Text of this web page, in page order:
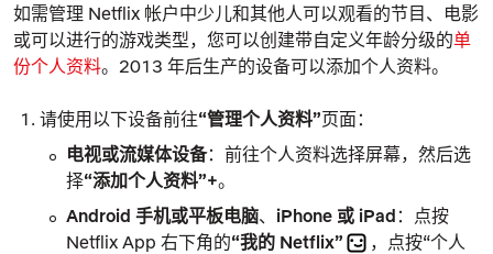
如需管理 Netflix 帐户中少儿和其他人可以观看的节目、电影
或可以进行的游戏类型，您可以创建带自定义年龄分级的单
份个人资料。2013 年后生产的设备可以添加个人资料。
请使用以下设备前往“管理个人资料”页面：
电视或流媒体设备：前往个人资料选择屏幕，然后选
择“添加个人资料”+。
Android 手机或平板电脑、 iPhone 或 iPad ：点按
Netflix App 右下角的“我的 Netflix”
，点按“个人